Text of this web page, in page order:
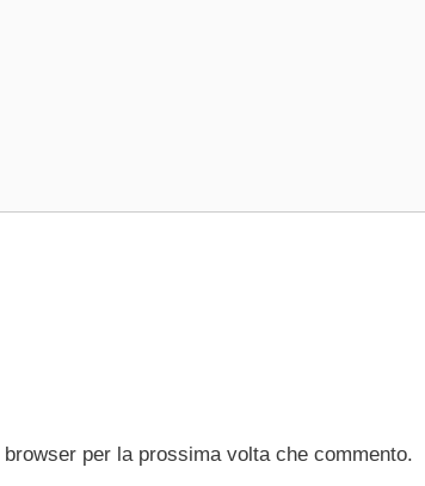
per la prossima volta che commento.